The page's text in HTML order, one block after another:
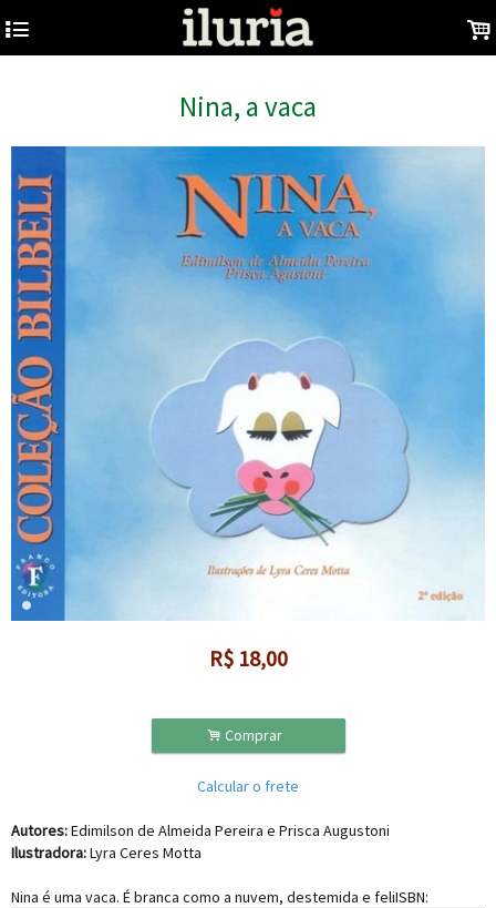
4 .
Nina, a vaca
R$ 18,00
. Comprar
Calcular o frete
Autores:Edimilson de Almeida Pereira e Prisca Augustoni
Ilustradora:Lyra Ceres Motta
Nina é uma vaca. É branca como a nuvem, destemida e feliISBN: